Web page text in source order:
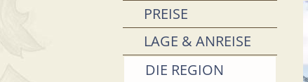
PREISE
LAGE & ANREISE
DIE REGION